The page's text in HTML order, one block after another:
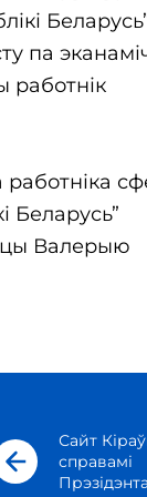
па
работнік
работніка
Беларусь”
Валерыю
Сайт
справамі
Прэзідэнта